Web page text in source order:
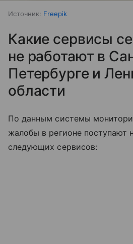
Источник: Freepik
Какие сервисы
не работают в
Петербурге и
области
По данным системы
жалобы в регионе поступают
следующих сервисов: